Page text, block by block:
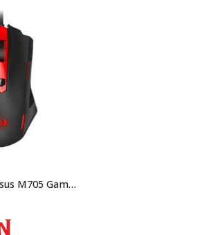
Redragon Pegasus M705 Gaming Muis